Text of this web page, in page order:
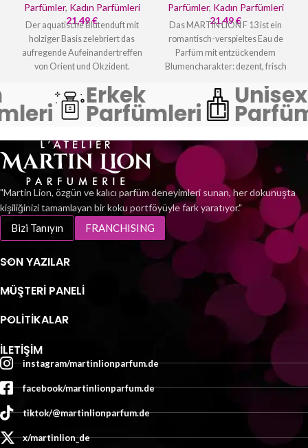
Parfümler, Kadın Parfümleri
21,49€
Der aquatische Blütenduft mit
holziger Basis zelebriert das
aufregende Aufeinandertreffen
von Orient und Okzident.
exquisiten Harmonie aus Lotus,
Rose, Lilie und edlen Hölzern
verzaubern.
Parfümler, Kadın Parfümleri
21,49€
Das MARTIN LION F 13 ist ein
romantisch-verspieltes Eau de
Parfüm mit entzückendem
Blumencharakter: dezent, frisch
belebend zeigt sich das F 13
bereits nach dem Aufsprühen.
Zart wie Sonnenstrahlen im
fruchtig-frischen Duft für die
verschiedensten Anlässe
suchen, liegen Sie mit dem F 13
Parfüm genau richtig.
Erkek
Parfümleri
Unisex
"Martin Lion, özgün ve kalıcı parfüm deneyimleri sunan, her dokunuşta
kişiliğinizi tamamlayan bir koku portföyüyle fark yaratıyor."
Bizi Tanıyın FRANCHISING
SON YAZILAR
MÜŞTERI PANELI
POLİTİKALAR
İLETIŞIM
instagram/martinlionparfum.de
facebook/martinlionparfum.de
tiktok/@martinlionparfum.de
x/martinlion_de